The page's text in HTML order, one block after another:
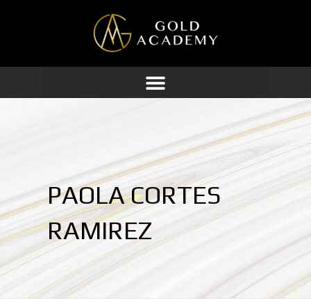
contenido
PAOLA CORTES
RAMIREZ